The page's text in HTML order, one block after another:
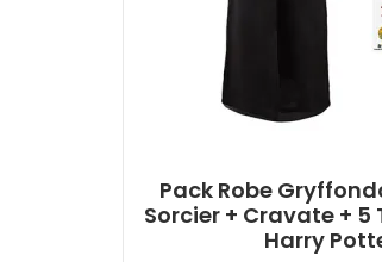
Pack Robe
Sorcier + Cravate +
Harry